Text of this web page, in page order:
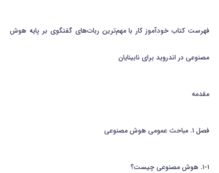
فهرست کتاب خودآموز کار با مهم‌ترین ربات‌های گفتگوی بر پایه هوش
مصنوعی در اندروید برای نابینایان
مقدمه
فصل ۱. مباحث عمومی هوش مصنوعی
۱-۱. هوش مصنوعی چیست؟